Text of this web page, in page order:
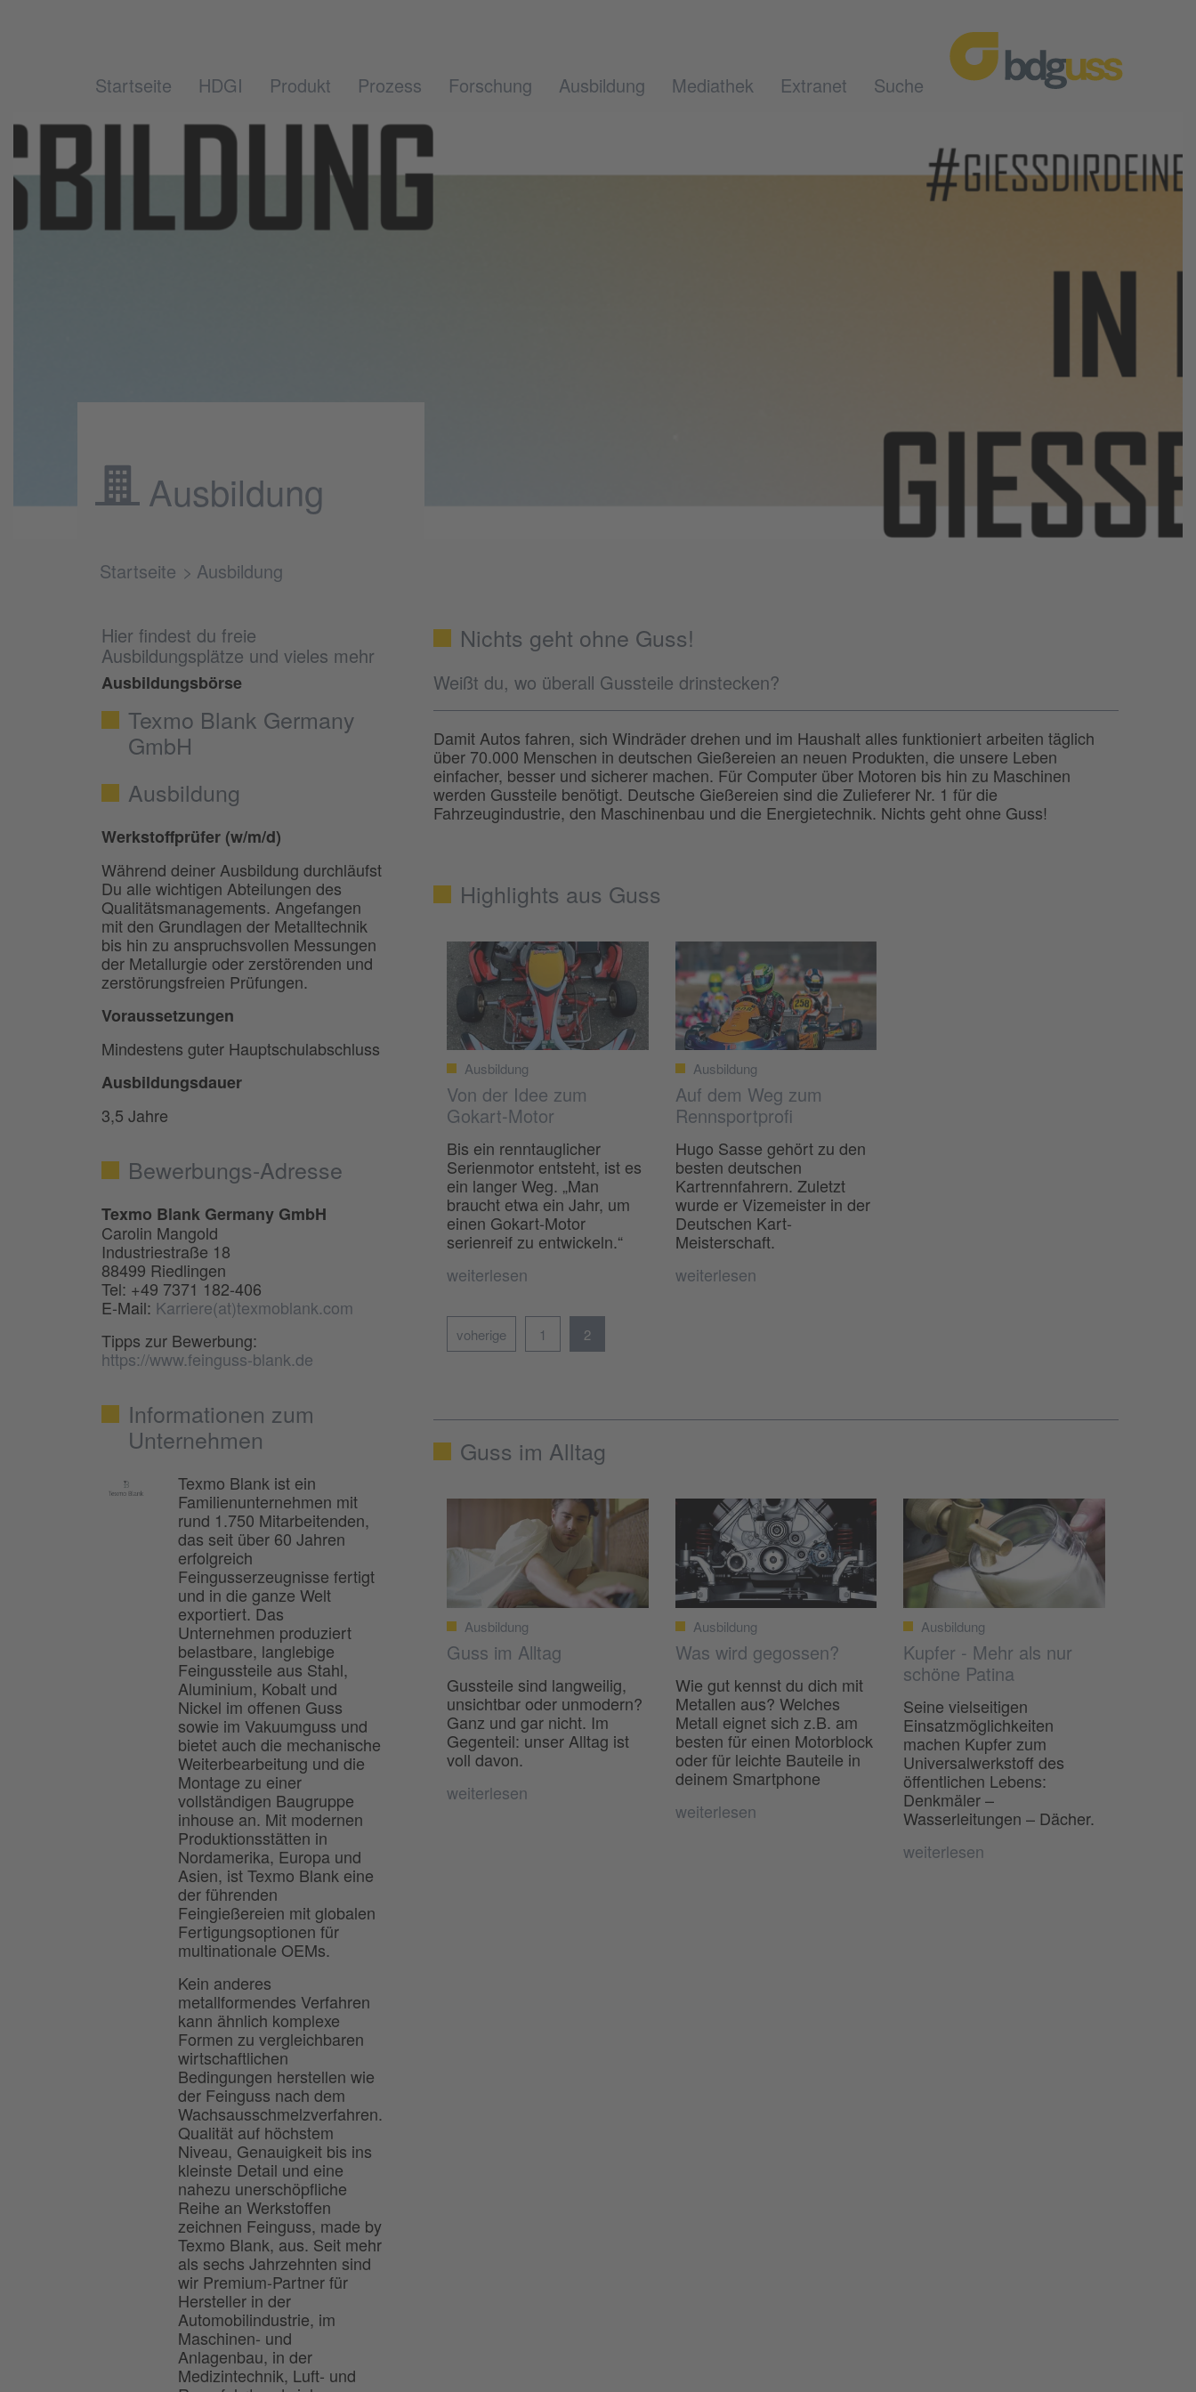
Startseite HDGI Produkt Prozess Forschung Ausbildung Mediathek Extranet Suche
Ausbildung
Startseite Ausbildung
Hier findest du freie
Ausbildungsplätze und vieles mehr
Ausbildungsbörse
Texmo Blank Germany
GmbH
Ausbildung
Werkstoffprüfer (w/m/d)
Während deiner Ausbildung durchläufst
Du alle wichtigen Abteilungen des
Qualitätsmanagements. Angefangen
mit den Grundlagen der Metalltechnik
bis hin zu anspruchsvollen Messungen
der Metallurgie oder zerstörenden und
zerstörungsfreien Prüfungen.
Voraussetzungen
Mindestens guter Hauptschulabschluss
Ausbildungsdauer
3,5 Jahre
Bewerbungs-Adresse
Texmo Blank Germany GmbH
Carolin Mangold
Industriestraße 18
88499 Riedlingen
Tel: +49 7371 182-406
E-Mail: Karriere(at)texmoblank.com
Tipps zur Bewerbung:
https://www.feinguss-blank.de
Informationen zum
Unternehmen
Texmo Blank ist ein
Familienunternehmen mit
rund 1.750 Mitarbeitenden,
das seit über 60 Jahren
erfolgreich
Feingusserzeugnisse fertigt
und in die ganze Welt
exportiert. Das
Unternehmen produziert
belastbare, langlebige
Feingussteile aus Stahl,
Aluminium, Kobalt und
Nickel im offenen Guss
sowie im Vakuumguss und
bietet auch die mechanische
Weiterbearbeitung und die
Montage zu einer
vollständigen Baugruppe
inhouse an. Mit modernen
Produktionsstätten in
Nordamerika, Europa und
Asien, ist Texmo Blank eine
der führenden
Feingießereien mit globalen
Fertigungsoptionen für
multinationale OEMs.
Kein anderes
metallformendes Verfahren
kann ähnlich komplexe
Formen zu vergleichbaren
wirtschaftlichen
Bedingungen herstellen wie
der Feinguss nach dem
Wachsausschmelzverfahren.
Qualität auf höchstem
Niveau, Genauigkeit bis ins
kleinste Detail und eine
nahezu unerschöpfliche
Reihe an Werkstoffen
zeichnen Feinguss, made by
Texmo Blank, aus. Seit mehr
als sechs Jahrzehnten sind
wir Premium-Partner für
Hersteller in der
Automobilindustrie, im
Maschinen- und
Anlagenbau, in der
Medizintechnik, Luft- und
Nichts geht ohne Guss!
Weißt du, wo überall Gussteile drinstecken?
Damit Autos fahren, sich Windräder drehen und im Haushalt alles funktioniert arbeiten täglich
über 70.000 Menschen in deutschen Gießereien an neuen Produkten, die unsere Leben
einfacher, besser und sicherer machen. Für Computer über Motoren bis hin zu Maschinen
werden Gussteile benötigt. Deutsche Gießereien sind die Zulieferer Nr. 1 für die
Fahrzeugindustrie, den Maschinenbau und die Energietechnik. Nichts geht ohne Guss!
Highlights aus Guss
Ausbildung
Von der Idee zum
Gokart-Motor
Bis ein renntauglicher
Serienmotor entsteht, ist es
ein langer Weg. „Man
braucht etwa ein Jahr, um
einen Gokart-Motor
serienreif zu entwickeln.“
weiterlesen
Ausbildung
Auf dem Weg zum
Rennsportprofi
Hugo Sasse gehört zu den
besten deutschen
Kartrennfahrern. Zuletzt
wurde er Vizemeister in der
Deutschen Kart-
Meisterschaft.
weiterlesen
voherige 1 2
Guss im Alltag
Ausbildung
Guss im Alltag
Gussteile sind langweilig,
unsichtbar oder unmodern?
Ganz und gar nicht. Im
Gegenteil: unser Alltag ist
voll davon.
weiterlesen
Ausbildung
Was wird gegossen?
Wie gut kennst du dich mit
Metallen aus? Welches
Metall eignet sich z.B. am
besten für einen Motorblock
oder für leichte Bauteile in
deinem Smartphone
weiterlesen
Ausbildung
Kupfer - Mehr als nur
schöne Patina
Seine vielseitigen
Einsatzmöglichkeiten
machen Kupfer zum
Universalwerkstoff des
öffentlichen Lebens:
Denkmäler –
Wasserleitungen – Dächer.
weiterlesen